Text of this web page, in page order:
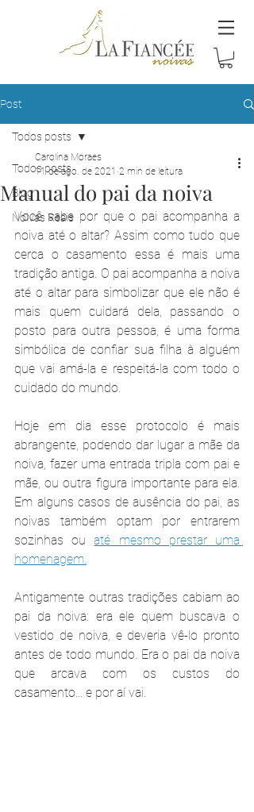
Post
Todos posts
Blog
Noivas Reais
Todos posts
Manual do pai da noiva
Carolina Moraes
11 de ago. de 2021 2 min de leitura
Você sabe por que o pai acompanha a
noiva até o altar? Assim como tudo que
cerca o casamento essa é mais uma
tradição antiga. O pai acompanha a noiva
até o altar para simbolizar que ele não é
mais quem cuidará dela, passando o
posto para outra pessoa, é uma forma
simbólica de confiar sua filha à alguém
que vai amá-la e respeitá-la com todo o
cuidado do mundo.
Hoje em dia esse protocolo é mais
abrangente, podendo dar lugar a mãe da
noiva, fazer uma entrada tripla com pai e
mãe, ou outra figura importante para ela.
Em alguns casos de ausência do pai, as
noivas também optam por entrarem
sozinhas ou até mesmo prestar uma
homenagem.
Antigamente outras tradições cabiam ao
pai da noiva: era ele quem buscava o
vestido de noiva, e deveria vê-lo pronto
antes de todo mundo. Era o pai da noiva
que arcava com os custos do
casamento... e por aí vai.